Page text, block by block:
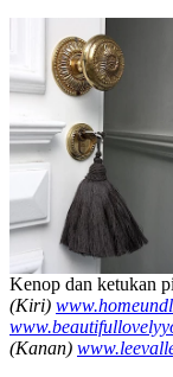
Kenop dan ketukan
(Kiri)
(Kanan)